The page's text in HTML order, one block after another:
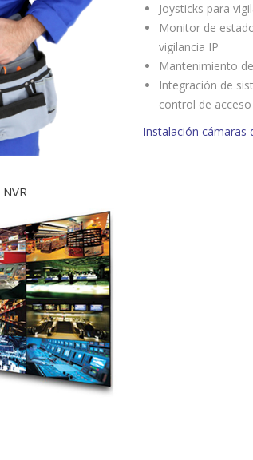
Joysticks para
Monitor de
vigilancia IP
Mantenimiento
Integración de
control de
Instalación cámaras